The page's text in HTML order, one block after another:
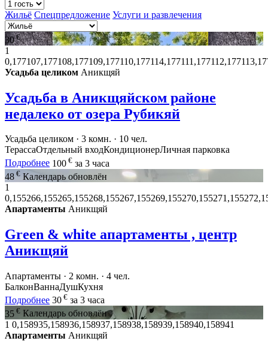
Жильё Спецпредложение Услуги и развлечения
30€
1
Усадьба целиком Аникщяй
Усадьба в Аникщяйском районе
недалеко от озера Рубикяй
Усадьба целиком · 3 комн. · 10 чел.
ТерассаОтдельный входКондиционерЛичная парковка
Подробнее 100 € за 3 часа
48 € Календарь обновлён
1
Апартаменты Аникщяй
Green & white апартаменты , центр
Аникщяй
Апартаменты · 2 комн. · 4 чел.
БалконВаннаДушКухня
Подробнее 30 € за 3 часа
35 € Календарь обновлён
1 0,158935,158936,158937,158938,158939,158940,158941
Апартаменты Аникщяй